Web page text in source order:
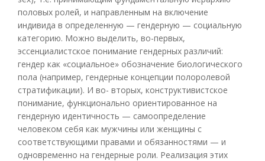
половых ролей, и направленным на включение
индивида в определенную — гендерную — социальную
категорию. Можно выделить, во-первых,
эссенциалистское понимание гендерных различий:
гендер как «социальное» обозначение биологического
пола (например, гендерные концепции полоролевой
стратификации). И во- вторых, конструктивистское
понимание, функционально ориентированное на
гендерную идентичность — самоопределение
человеком себя как мужчины или женщины с
соответствующими правами и обязанностями — и
одновременно на гендерные роли. Реализация этих